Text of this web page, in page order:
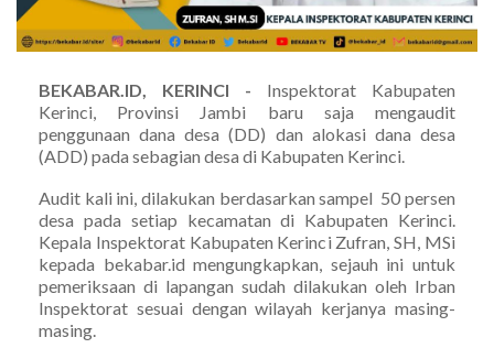
BEKABAR.ID, KERINCI - Inspektorat Kabupaten
Kerinci, Provinsi Jambi baru saja mengaudit
penggunaan dana desa (DD) dan alokasi dana desa
(ADD) pada sebagian desa di Kabupaten Kerinci.
Audit kali ini, dilakukan berdasarkan sampel 50 persen
desa pada setiap kecamatan di Kabupaten Kerinci.
Kepala Inspektorat Kabupaten Kerinci Zufran, SH, MSi
kepada bekabar.id mengungkapkan, sejauh ini untuk
pemeriksaan di lapangan sudah dilakukan oleh Irban
Inspektorat sesuai dengan wilayah kerjanya masing-
masing.